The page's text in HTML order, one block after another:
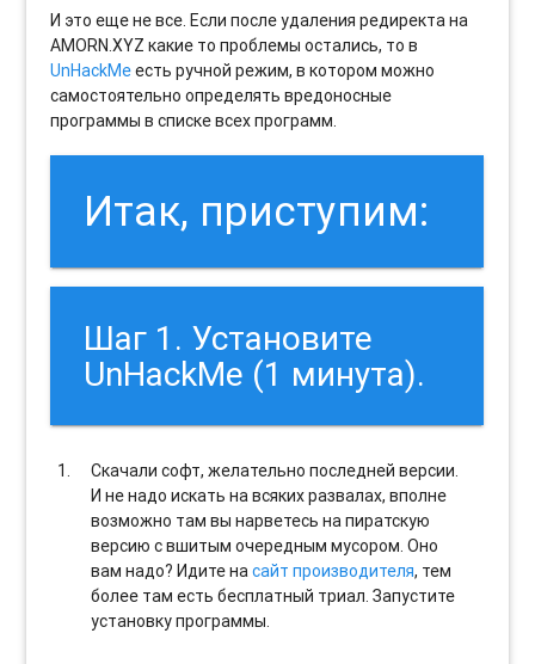
И это еще не все. Если после удаления редиректа на
AMORN.XYZ какие то проблемы остались, то в
UnHackMeесть ручной режим, в котором можно
самостоятельно определять вредоносные
программы в списке всех программ.
Итак, приступим:
Шаг 1. Установите
UnHackMe (1 минута).
Скачали софт, желательно последней версии.
И не надо искать на всяких развалах, вполне
возможно там вы нарветесь на пиратскую
версию с вшитым очередным мусором. Оно
вам надо? Идите насайт производителя, тем
более там есть бесплатный триал. Запустите
установку программы.